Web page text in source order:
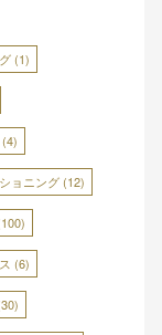
(1)
(4)
ョニング (12)
(6)